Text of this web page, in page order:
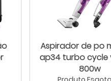
Aspirador de po
ap34 turbo cycle
800w